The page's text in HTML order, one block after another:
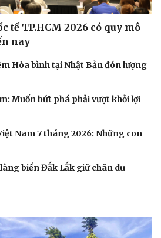
tế TP.HCM 2026 có quy mô
nay
Hòa bình tại Nhật Bản đón lượng
Muốn bứt phá phải vượt khỏi lợi
Nam 7 tháng 2026: Những con
biển Đắk Lắk giữ chân du